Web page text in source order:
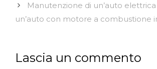
Manutenzione di un’auto
un’auto con motore a combustione
Lascia un commento